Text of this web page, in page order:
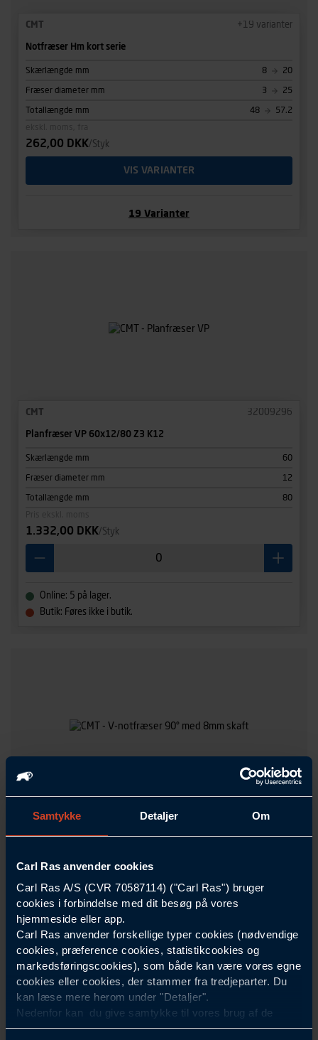
Samtykke Detaljer Om
Carl Ras anvender cookies
Carl Ras A/S (CVR 70587114) ("Carl Ras") bruger
cookies i forbindelse med dit besøg på vores
hjemmeside eller app.
Carl Ras anvender forskellige typer cookies (nødvendige
cookies, præference cookies, statistikcookies og
markedsføringscookies), som både kan være vores egne
cookies eller cookies, der stammer fra tredjeparter. Du
kan læse mere herom under "Detaljer".
Nedenfor kan du give samtykke til vores brug af de
cookies, som ikke er nødvendige for at hjemmesiden
CMT +19 varianter
Notfræser Hm kort serie
Skærlængde mm 8 20
Fræser diameter mm 3 25
Totallængde mm 48
57.2
262,00 DKK/Styk
VIS VARIANTER
19 Varianter
CMT 32009296
Planfræser VP 60x12/80 Z3 K12
Skærlængde mm 60
Fræser diameter mm 12
Totallængde mm
80
1.332,00 DKK/Styk
Online: 5 på lager.
Butik: Føres ikke i butik.
CMT varianter
Skaft diameter mm
274,00 DKK /Styk
VIS VARIANTER
3Varianter